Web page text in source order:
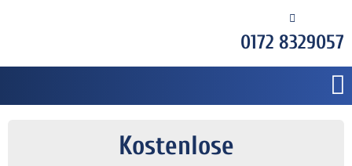
0172 8329057
Kostenlose